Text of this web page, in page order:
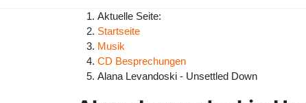
Aktuelle Seite:
Startseite
Musik
CD Besprechungen
Alana Levandoski - Unsettled Down